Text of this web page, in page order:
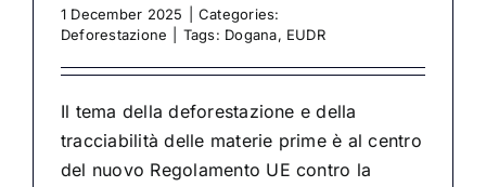
1 December 2025
Categories:
Deforestazione
Tags: Dogana, EUDR
Il tema della deforestazione e della
tracciabilità delle materie prime è al centro
del nuovo Regolamento UE contro la